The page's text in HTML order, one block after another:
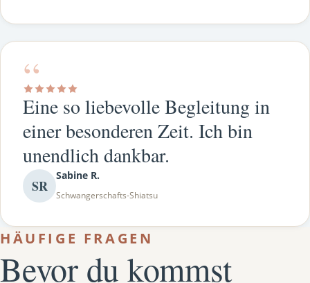
“
Eine so liebevolle Begleitung in
einer besonderen Zeit. Ich bin
unendlich dankbar.
SR
Sabine R.
Schwangerschafts-Shiatsu
HÄUFIGE FRAGEN
Bevor du kommst